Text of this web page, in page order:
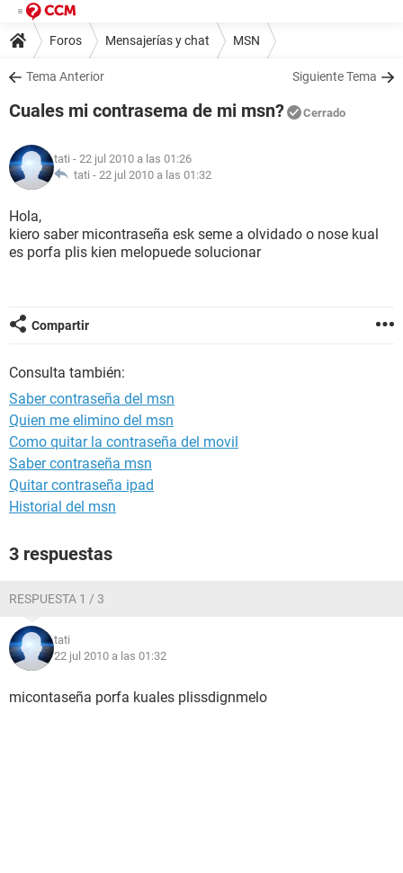
Foros Mensajerías y chat MSN
Tema Anterior Siguiente Tema
Cuales mi contrasema de mi msn? Cerrado
tati - 22 jul 2010 a las 01:26
tati - 22 jul 2010 a las 01:32
Hola,
kiero saber micontraseña esk seme a olvidado o nose kual
es porfa plis kien melopuede solucionar
Compartir
Consulta también:
Saber contraseña del msn
Quien me elimino del msn
Como quitar la contraseña del movil
Saber contraseña msn
Quitar contraseña ipad
Historial del msn
3 respuestas
RESPUESTA 1 / 3
tati
22 jul 2010 a las 01:32
micontaseña porfa kuales plissdignmelo